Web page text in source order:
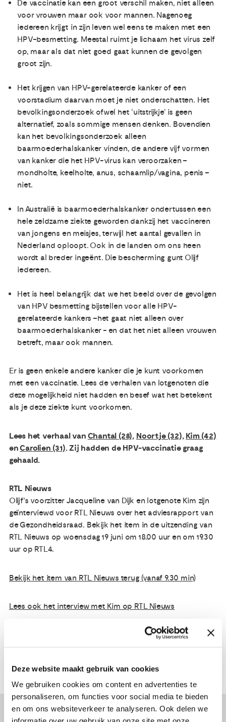
Deze website maakt gebruik van cookies
We gebruiken cookies om content en advertenties te
personaliseren, om functies voor social media te bieden
en om ons websiteverkeer te analyseren. Ook delen we
De vaccinatie kan een groot verschil maken, niet alleen
voor vrouwen maar ook voor mannen. Nagenoeg
iedereen krijgt in zijn leven wel eens te maken met een
HPV-besmetting. Meestal ruimt je lichaam het virus zelf
op, maar als dat niet goed gaat kunnen de gevolgen
groot zijn.
Het krijgen van HPV-gerelateerde kanker of een
voorstadium daarvan moet je niet onderschatten. Het
bevolkingsonderzoek ofwel het ‘uitstrijkje’ is geen
alternatief, zoals sommige mensen denken. Bovendien
kan het bevolkingsonderzoek alleen
baarmoederhalskanker vinden, de andere vijf vormen
van kanker die het HPV-virus kan veroorzaken –
mondholte, keelholte, anus, schaamlip/vagina, penis –
niet.
In Australië is baarmoederhalskanker ondertussen een
hele zeldzame ziekte geworden dankzij het vaccineren
van jongens en meisjes, terwijl het aantal gevallen in
Nederland oploopt. Ook in de landen om ons heen
wordt al breder ingeënt. Die bescherming gunt Olijf
iedereen.
Het is heel belangrijk dat we het beeld over de gevolgen
van HPV besmetting bijstellen voor alle HPV-
gerelateerde kankers –het gaat niet alleen over
baarmoederhalskanker - en dat het niet alleen vrouwen
betreft, maar ook mannen.
Er is geen enkele andere kanker die je kunt voorkomen
met een vaccinatie. Lees de verhalen van lotgenoten die
deze mogelijkheid niet hadden en besef wat het betekent
als je deze ziekte kunt voorkomen.
Lees het verhaal van Chantal (28), Noortje (32), Kim (42)
enCarolien (31). Zij hadden de HPV-vaccinatie graag
gehaald.
RTL Nieuws
Olijf's voorzitter Jacqueline van Dijk en lotgenote Kim zijn
geïnterviewd voor RTL Nieuws over het adviesrapport van
de Gezondheidsraad. Bekijk het item in de uitzending van
RTL Nieuws op woensdag 19 juni om 18.00 uur en om 19.30
uur op RTL4.
Bekijk het item van RTL Nieuws terug (vanaf 9.30 min)
Lees ook het interview met Kim op RTL Nieuws
Lees verder...